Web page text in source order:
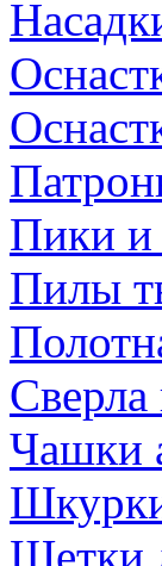
Пики и
Пилы
Чашки